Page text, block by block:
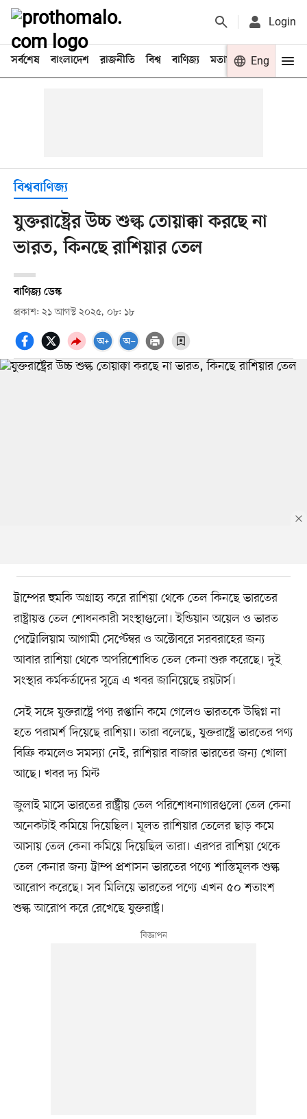
Login
সর্বশেষ বাংলাদেশ রাজনীতি বিশ্ব বাণিজ্য মতামত খেলা
Eng
বিশ্ববাণিজ্য
যুক্তরাষ্ট্রের উচ্চ শুল্ক তোয়াক্কা করছে না
ভারত, কিনছে রাশিয়ার তেল
বাণিজ্য ডেস্ক
প্রকাশ: ২১ আগস্ট ২০২৫, ০৮: ১৮
ট্রাম্পের হুমকি অগ্রাহ্য করে রাশিয়া থেকে তেল কিনছে ভারতের
রাষ্ট্রায়ত্ত তেল শোধনকারী সংস্থাগুলো। ইন্ডিয়ান অয়েল ও ভারত
পেট্রোলিয়াম আগামী সেপ্টেম্বর ও অক্টোবরে সরবরাহের জন্য
আবার রাশিয়া থেকে অপরিশোধিত তেল কেনা শুরু করেছে। দুই
সংস্থার কর্মকর্তাদের সূত্রে এ খবর জানিয়েছে রয়টার্স।
সেই সঙ্গে যুক্তরাষ্ট্রে পণ্য রপ্তানি কমে গেলেও ভারতকে উদ্বিগ্ন না
হতে পরামর্শ দিয়েছে রাশিয়া। তারা বলেছে, যুক্তরাষ্ট্রে ভারতের পণ্য
বিক্রি কমলেও সমস্যা নেই, রাশিয়ার বাজার ভারতের জন্য খোলা
আছে। খবর দ্য মিন্ট
জুলাই মাসে ভারতের রাষ্ট্রীয় তেল পরিশোধনাগারগুলো তেল কেনা
অনেকটাই কমিয়ে দিয়েছিল। মূলত রাশিয়ার তেলের ছাড় কমে
আসায় তেল কেনা কমিয়ে দিয়েছিল তারা। এরপর রাশিয়া থেকে
তেল কেনার জন্য ট্রাম্প প্রশাসন ভারতের পণ্যে শাস্তিমূলক শুল্ক
আরোপ করেছে। সব মিলিয়ে ভারতের পণ্যে এখন ৫০ শতাংশ
শুল্ক আরোপ করে রেখেছে যুক্তরাষ্ট্র।